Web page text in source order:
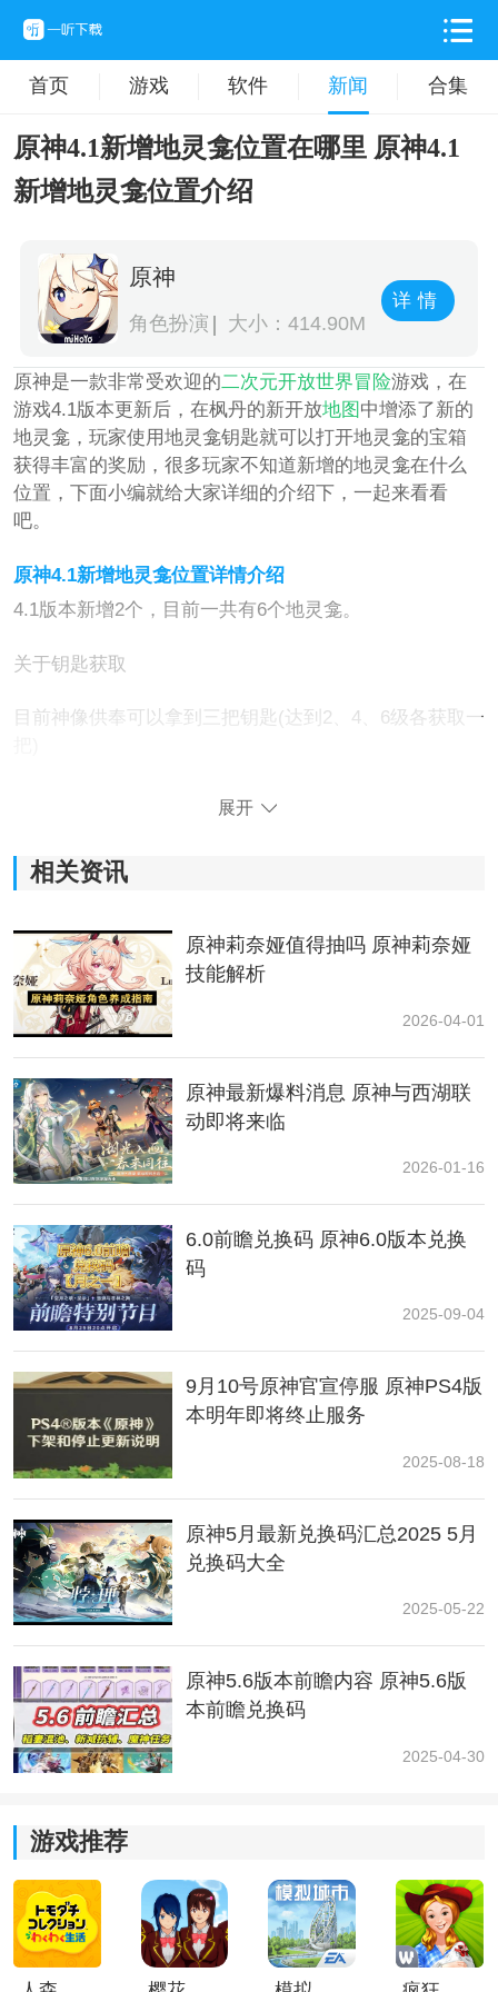
首页 游戏 软件 新闻 合集
原神4.1新增地灵龛位置在哪里 原神4.1
新增地灵龛位置介绍
原神
角色扮演 大小：414.90M
详情
原神是一款非常受欢迎的二次元开放世界冒险游戏，在
游戏4.1版本更新后，在枫丹的新开放地图 中增添了新的
地灵龛，玩家使用地灵龛钥匙就可以打开地灵龛的宝箱
获得丰富的奖励，很多玩家不知道新增的地灵龛在什么
位置，下面小编就给大家详细的介绍下，一起来看看
吧。
原神4.1新增地灵龛位置详情介绍
4.1版本新增2个，目前一共有6个地灵龛。
关于钥匙获取
目前神像供奉可以拿到三把钥匙(达到2、4、6级各获取一
露景泉供奉也可以拿到三把钥匙(8、18、28级各获取一
第⑤个地灵龛
传送到锚点处后，我们先游到这个门的地方
已经可以看见地灵龛了，顺着这条路游过去就可以了
第⑥个地灵龛
顺着桥往前走
展开
相关资讯
原神莉奈娅值得抽吗 原神莉奈娅
技能解析
2026-04-01
原神最新爆料消息 原神与西湖联
动即将来临
2026-01-16
6.0前瞻兑换码 原神6.0版本兑换
码
2025-09-04
9月10号原神官宣停服 原神PS4版
本明年即将终止服务
2025-08-18
原神5月最新兑换码汇总2025 5月
兑换码大全
2025-05-22
原神5.6版本前瞻内容 原神5.6版
本前瞻兑换码
2025-04-30
游戏推荐